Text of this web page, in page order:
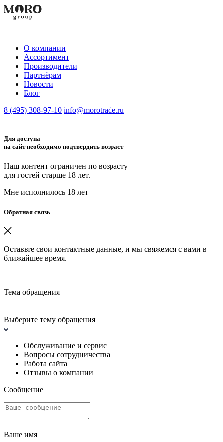
О компании
Aссортимент
Производители
Партнёрам
Новости
Блог
8 (495) 308-97-10 info@morotrade.ru
Для доступа
на сайт необходимо подтвердить возраст
Наш контент ограничен по возрасту
для гостей старше 18 лет.
Мне исполнилось 18 лет
Обратная связь
Оставьте свои контактные данные, и мы свяжемся с вами в
ближайшее время.
Тема обращения
Выберите тему обращения
Обслуживание и сервис
Вопросы сотрудничества
Работа сайта
Отзывы о компании
Сообщение
Ваше имя